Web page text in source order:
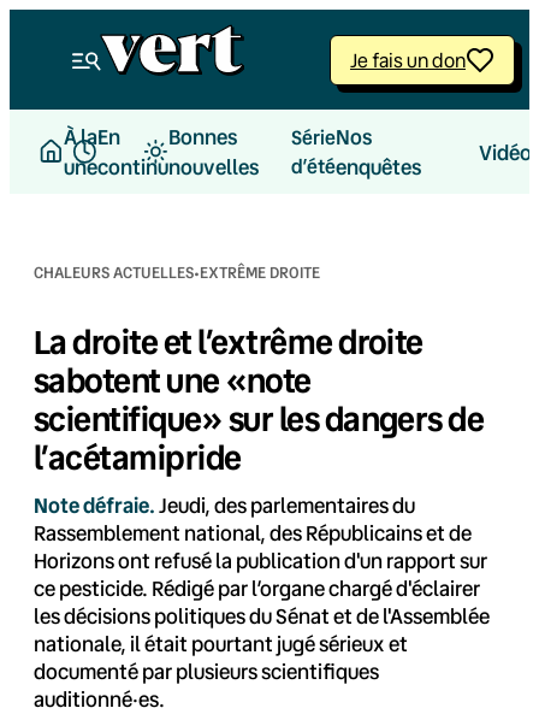
Je fais un don
À la
une
En
continu
Bonnes
nouvelles
Série
d’été
Nos
enquêtes
CHALEURS ACTUELLES·EXTRÊME DROITE
La droite et l’extrême droite
sabotent une «note
scientifique» sur les dangers de
l’acétamipride
Note défraie.Jeudi, des parlementaires du
Rassemblement national, des Républicains et de
Horizons ont refusé la publication d'un rapport sur
ce pesticide. Rédigé par l’organe chargé d'éclairer
les décisions politiques du Sénat et de l'Assemblée
nationale, il était pourtant jugé sérieux et
documenté par plusieurs scientifiques
auditionné·es.